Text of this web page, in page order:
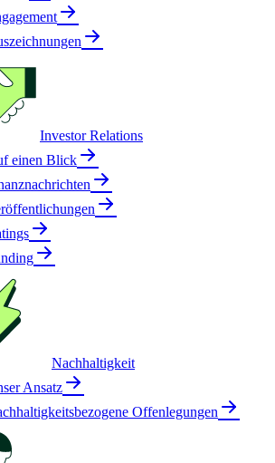
Investor Relations
einen Blick
Nachhaltigkeit
Ansatz
Offenlegungen